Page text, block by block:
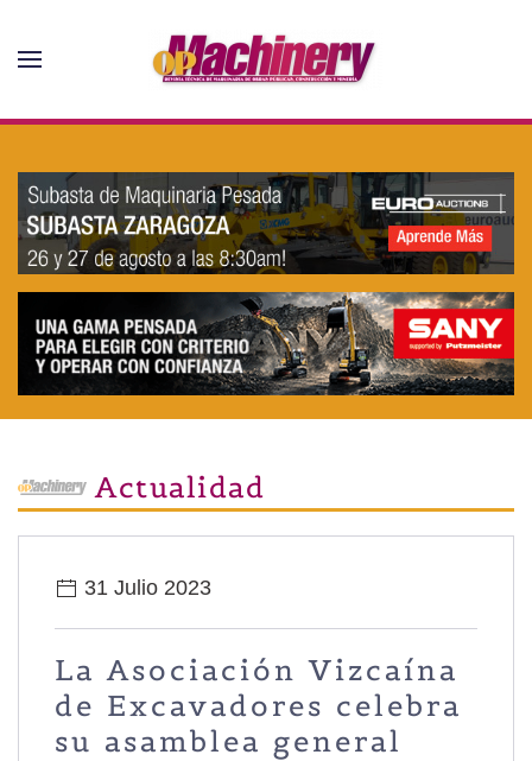
Skip to main content
Actualidad
31 Julio 2023
La Asociación Vizcaína
de Excavadores celebra
su asamblea general